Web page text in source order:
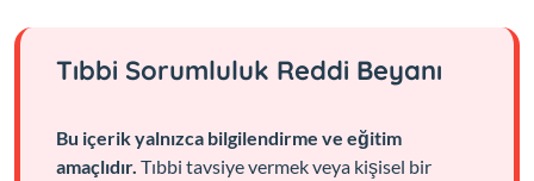
Tıbbi Sorumluluk Reddi Beyanı
Bu içerik yalnızca bilgilendirme ve eğitim
amaçlıdır. Tıbbi tavsiye vermek veya kişisel bir